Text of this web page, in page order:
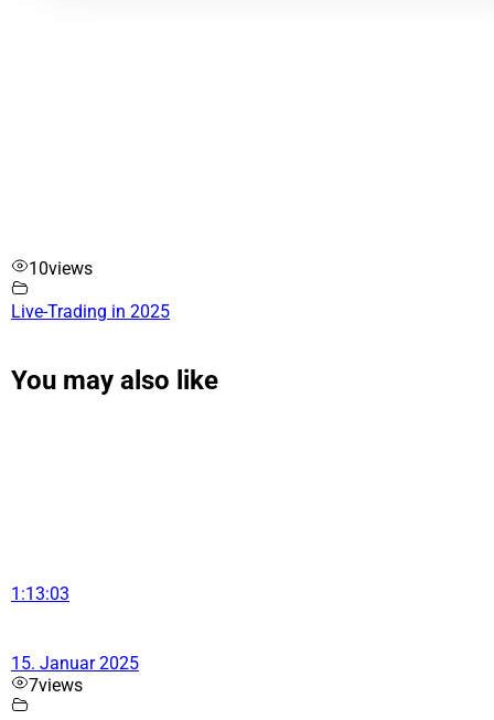
10views
Live-Trading in 2025
You may also like
1:13:03
15. Januar 2025
7views